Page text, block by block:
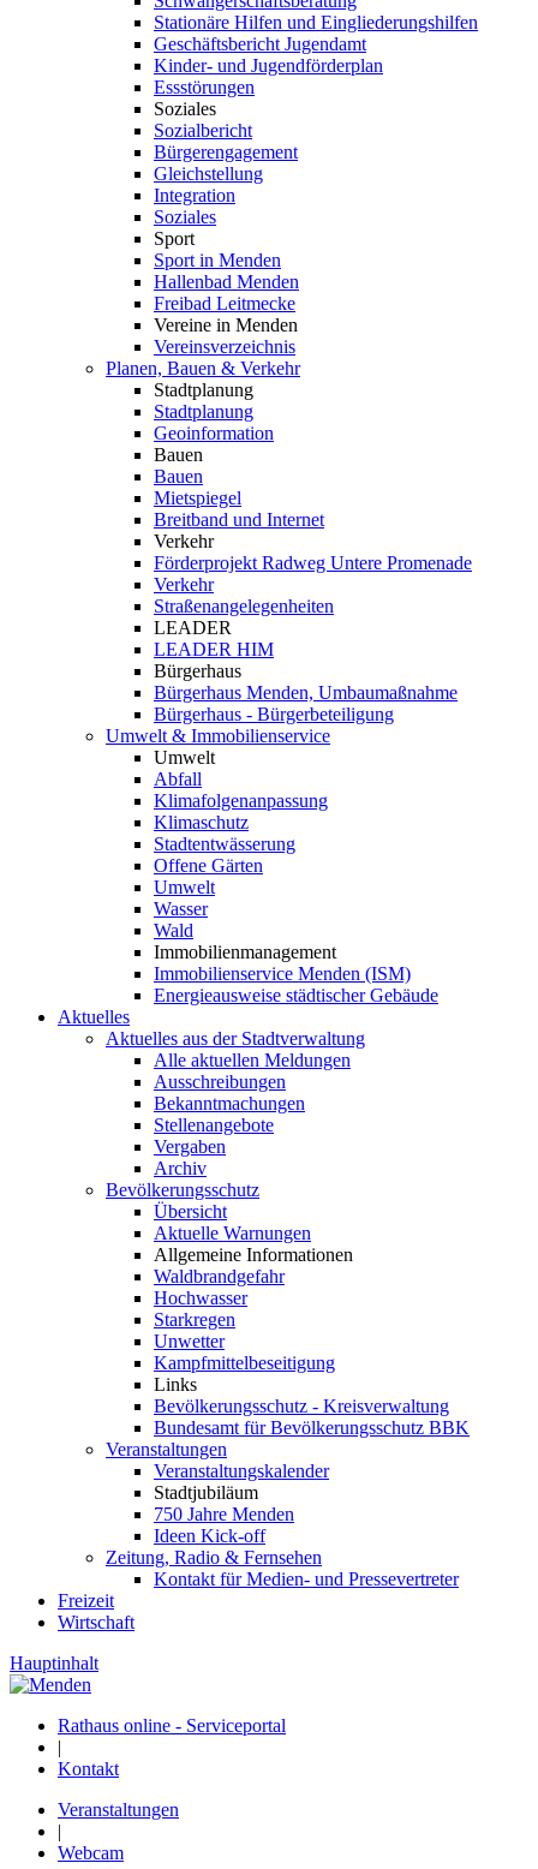
Stationäre Hilfen und Eingliederungshilfen
Geschäftsbericht Jugendamt
Kinder- und Jugendförderplan
Essstörungen
Soziales
Sozialbericht
Bürgerengagement
Gleichstellung
Integration
Soziales
Sport
Sport in Menden
Hallenbad Menden
Freibad Leitmecke
Vereine in Menden
Vereinsverzeichnis
Planen, Bauen & Verkehr
Stadtplanung
Stadtplanung
Geoinformation
Bauen
Bauen
Mietspiegel
Breitband und Internet
Verkehr
Förderprojekt Radweg Untere Promenade
Verkehr
Straßenangelegenheiten
LEADER
LEADER HIM
Bürgerhaus
Bürgerhaus Menden, Umbaumaßnahme
Bürgerhaus - Bürgerbeteiligung
Umwelt & Immobilienservice
Umwelt
Abfall
Klimafolgenanpassung
Klimaschutz
Stadtentwässerung
Offene Gärten
Umwelt
Wasser
Wald
Immobilienmanagement
Immobilienservice Menden (ISM)
Energieausweise städtischer Gebäude
Aktuelles
Aktuelles aus der Stadtverwaltung
Alle aktuellen Meldungen
Ausschreibungen
Bekanntmachungen
Stellenangebote
Vergaben
Archiv
Bevölkerungsschutz
Übersicht
Aktuelle Warnungen
Allgemeine Informationen
Waldbrandgefahr
Hochwasser
Starkregen
Unwetter
Kampfmittelbeseitigung
Links
Bevölkerungsschutz - Kreisverwaltung
Bundesamt für Bevölkerungsschutz BBK
Veranstaltungen
Veranstaltungskalender
Stadtjubiläum
750 Jahre Menden
Ideen Kick-off
Zeitung, Radio & Fernsehen
Kontakt für Medien- und Pressevertreter
Freizeit
Wirtschaft
Hauptinhalt
Rathaus online - Serviceportal
|
Kontakt
Veranstaltungen
|
Webcam